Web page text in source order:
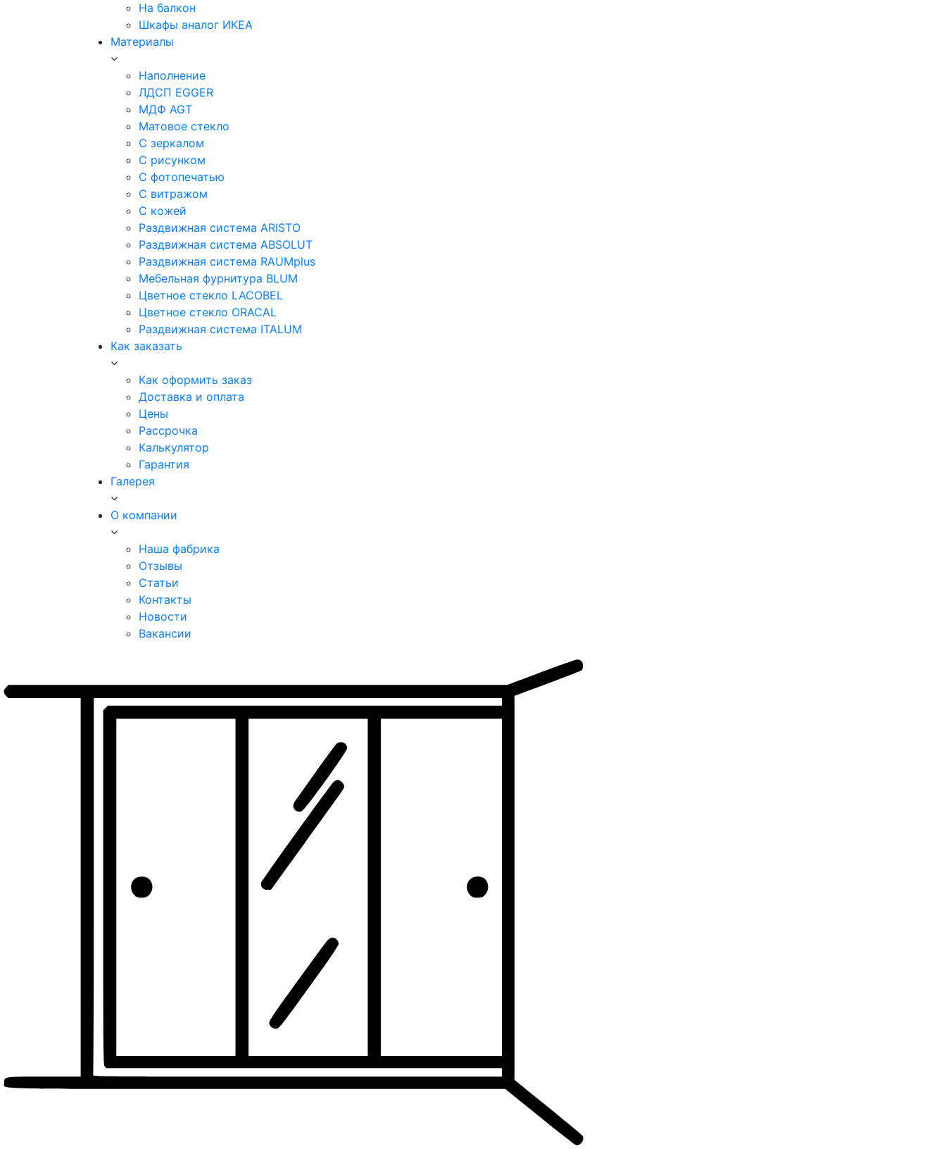
На балкон
Шкафы аналог ИКЕА
Материалы
Наполнение
ЛДСП EGGER
МДФ AGT
Матовое стекло
С зеркалом
С рисунком
С фотопечатью
С витражом
С кожей
Раздвижная система ARISTO
Раздвижная система ABSOLUT
Раздвижная система RAUMplus
Мебельная фурнитура BLUM
Цветное стекло LACOBEL
Цветное стекло ORACAL
Раздвижная система ITALUM
Как заказать
Как оформить заказ
Доставка и оплата
Цены
Рассрочка
Калькулятор
Гарантия
Галерея
О компании
Наша фабрика
Отзывы
Статьи
Контакты
Новости
Вакансии